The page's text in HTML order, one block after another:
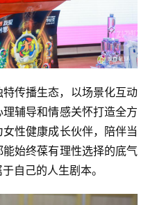
传播生态，以场景化互动
辅导和情感关怀打造全方
性健康成长伙伴，陪伴当
始终葆有理性选择的底气
自己的人生剧本。